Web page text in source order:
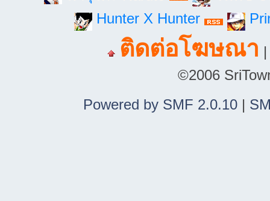
Hunter X Hunter
ติดต่อโฆษณา
©2006
Powered by SMF 2.0.10|